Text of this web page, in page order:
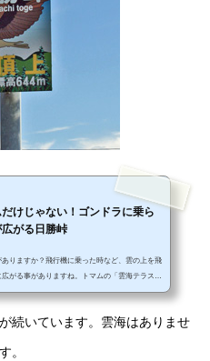
けじゃない！ゴンドラに乗ら
がる日勝峠
りますか？飛行機に乗った時など、雲の上を飛
がる事がありますね。トマムの「雲海テラス」
見てみたいと思われる方も多いのではないでし
ろん無料！是非、目の前に広がる雲の海を体感
から山側に向かって10分走れば到着です。国道
続いています。雲海はありませ
。